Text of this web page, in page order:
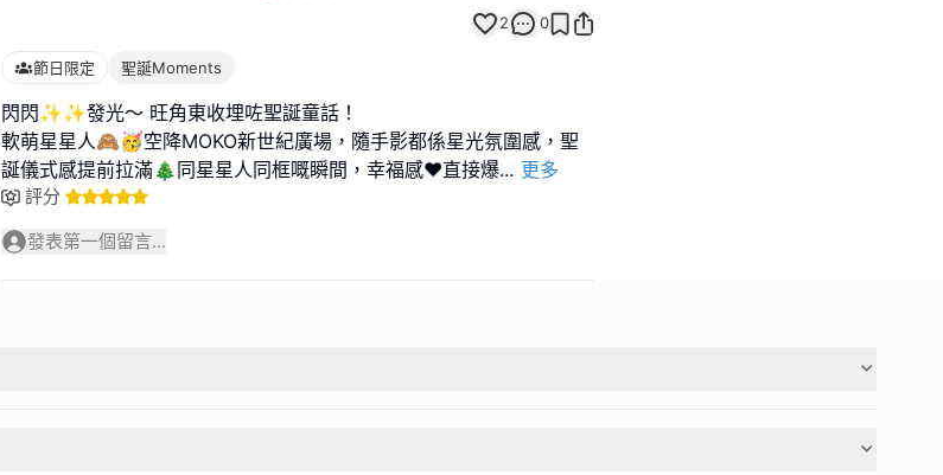
2 0
節日限定 聖誕Moments
閃閃✨✨發光～ 旺角東收埋咗聖誕童話！
軟萌星星人🙈🥳空降MOKO新世紀廣場，隨手影都係星光氛圍感，聖
誕儀式感提前拉滿🎄同星星人同框嘅瞬間，幸福感❤️直接爆... 更多
評分
發表第一個留言...